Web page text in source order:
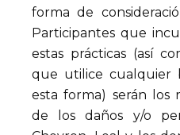
forma de
Participantes que
estas prácticas (así
que utilice cualquier
esta forma) serán los
de los daños y/o